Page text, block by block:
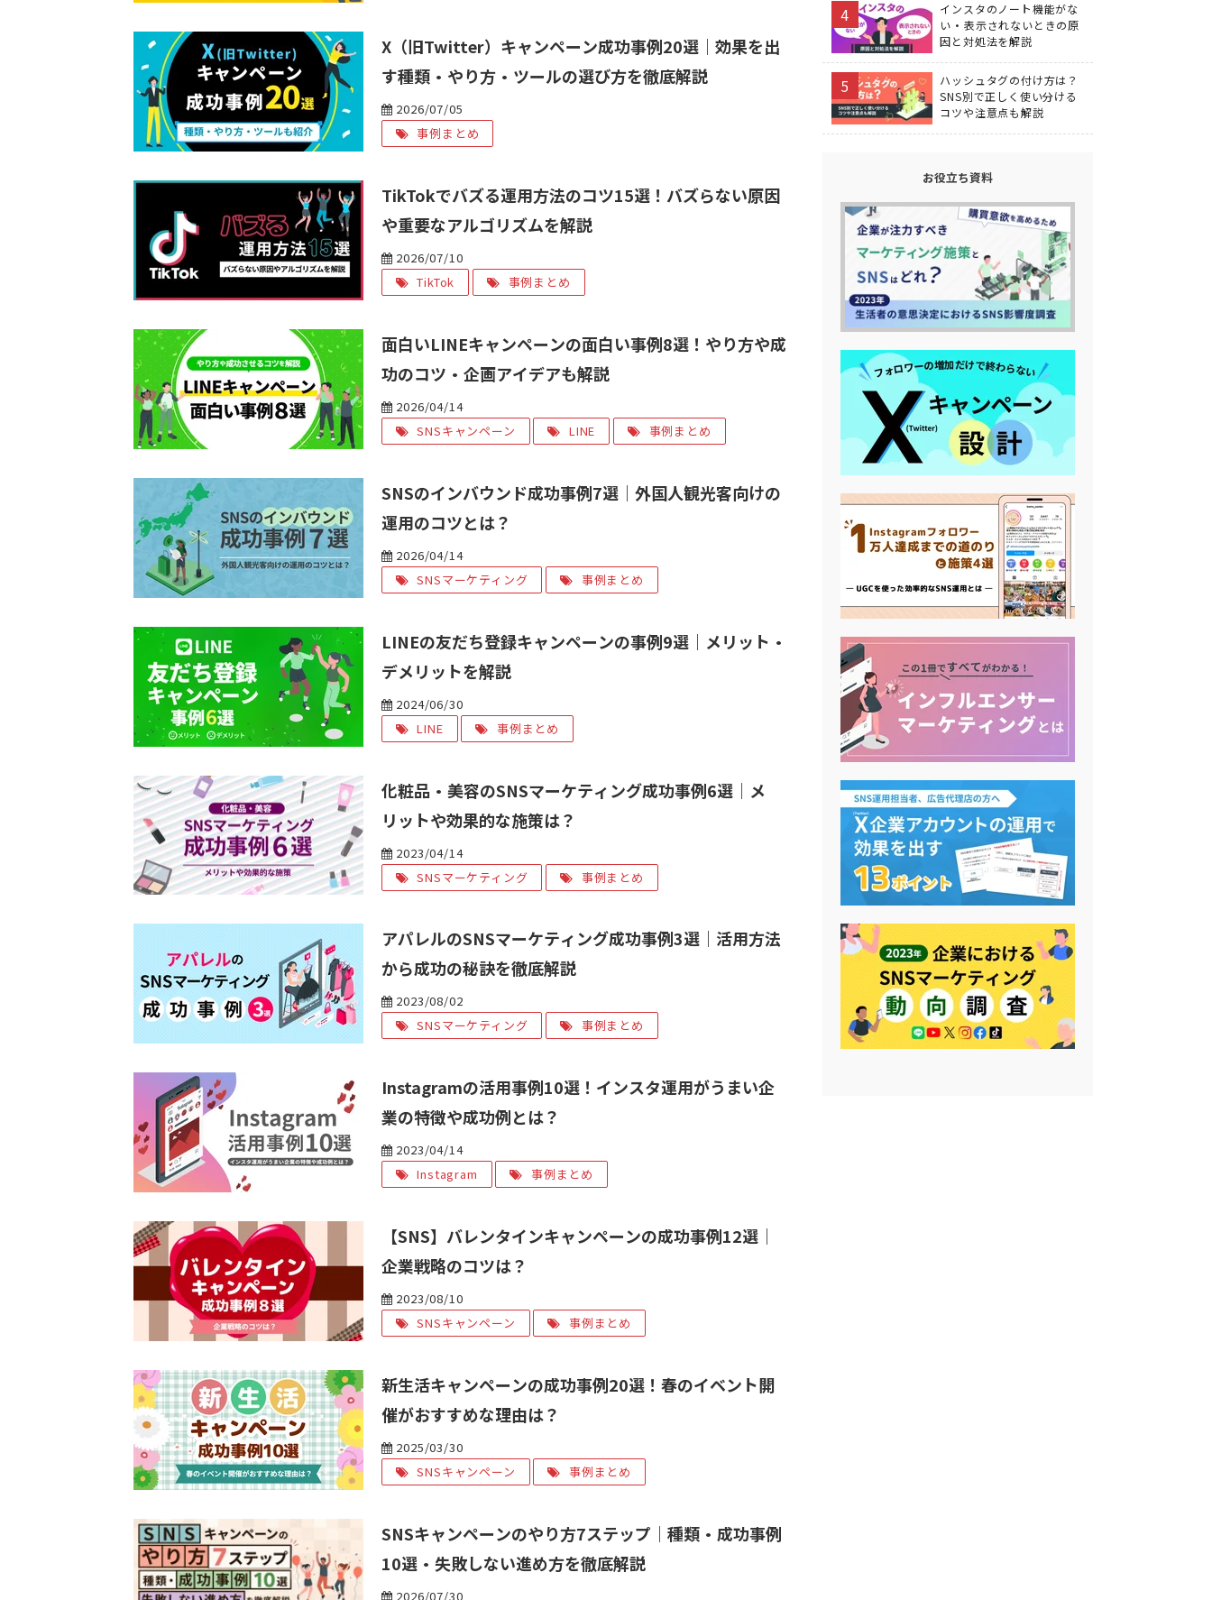
X（旧Twitter）キャンペーン成功事例20選｜効果を出
す種類・やり方・ツールの選び方を徹底解説
2026/07/05
事例まとめ
TikTokでバズる運用方法のコツ15選！バズらない原因
や重要なアルゴリズムを解説
2026/07/10
TikTok
事例まとめ
面白いLINEキャンペーンの面白い事例8選！やり方や成
功のコツ・企画アイデアも解説
2026/04/14
SNSキャンペーン
LINE 事例まとめ
SNSのインバウンド成功事例7選｜外国人観光客向けの
運用のコツとは？
2026/04/14
SNSマーケティング
事例まとめ
LINEの友だち登録キャンペーンの事例9選｜メリット・
デメリットを解説
2024/06/30
LINE
事例まとめ
化粧品・美容のSNSマーケティング成功事例6選｜メ
リットや効果的な施策は？
2023/04/14
SNSマーケティング
事例まとめ
アパレルのSNSマーケティング成功事例3選｜活用方法
から成功の秘訣を徹底解説
2023/08/02
SNSマーケティング
事例まとめ
Instagramの活用事例10選！インスタ運用がうまい企
業の特徴や成功例とは？
2023/04/14
Instagram
事例まとめ
【SNS】バレンタインキャンペーンの成功事例12選｜
企業戦略のコツは？
2023/08/10
SNSキャンペーン
事例まとめ
新生活キャンペーンの成功事例20選！春のイベント開
催がおすすめな理由は？
2025/03/30
SNSキャンペーン
事例まとめ
SNSキャンペーンのやり方7ステップ｜種類・成功事例
10選・失敗しない進め方を徹底解説
2026/07/30
インスタのノート機能がな
い・表示されないときの原
因と対処法を解説
ハッシュタグの付け方は？
SNS別で正しく使い分ける
コツや注意点も解説
お役立ち資料